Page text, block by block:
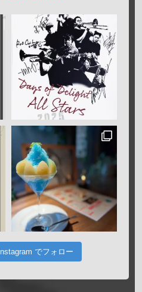
Instagram でフォロー